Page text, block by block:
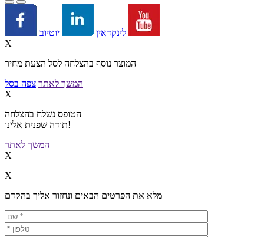
לינקדאין
X
המוצר נוסף בהצלחה לסל הצעת מחיר
המשך לאתר צפה בסל
X
הטופס נשלח בהצלחה
תודה שפנית אלינו!
המשך לאתר
X
X
מלא את הפרטים הבאים ונחזור אליך בהקדם